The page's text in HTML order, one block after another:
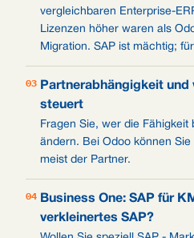
vergleichbaren Enterprise-
Lizenzen höher waren als
Migration. SAP ist mächtig;
03 Partnerabhängigkeit und
steuert
Fragen Sie, wer die Fähigkeit
ändern. Bei Odoo können
meist der Partner.
04 Business One: SAP für
verkleinertes SAP?